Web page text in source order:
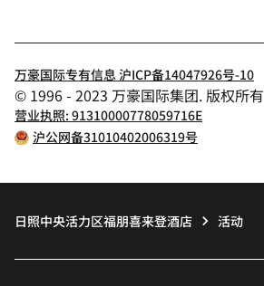
万豪国际专有信息 沪ICP备14047926号-10
© 1996 - 2023 万豪国际集团. 版权所有
营业执照: 91310000778059716E
沪公网备31010402006319号
日照中央活力区福朋喜来登酒店 活动